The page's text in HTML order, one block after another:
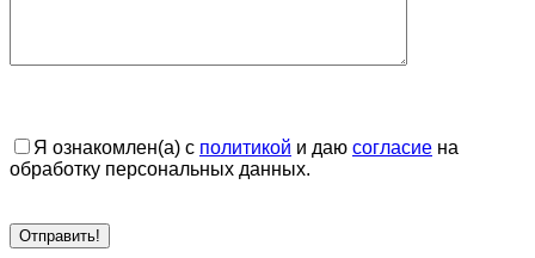
Я ознакомлен(а) с политикой и даю согласие на
обработку персональных данных.